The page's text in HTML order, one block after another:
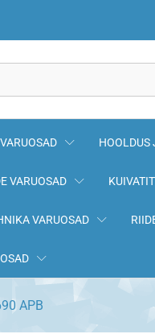
HOOLDUS
VARUOSAD
VARUOSAD
APB